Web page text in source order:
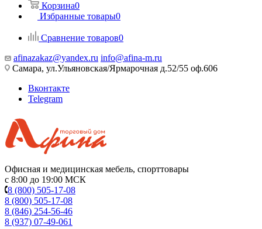
Корзина0
Избранные товары0
Сравнение товаров0
afinazakaz@yandex.ru info@afina-m.ru
Самара, ул.Ульяновская/Ярмарочная д.52/55 оф.606
Вконтакте
Telegram
Офисная и медицинская мебель, спорттовары
с 8:00 до 19:00 МСК
8 (800) 505-17-08
8 (800) 505-17-08
8 (846) 254-56-46
8 (937) 07-49-061